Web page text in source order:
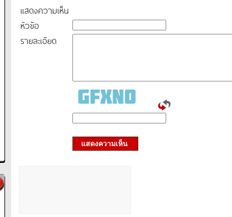
แสดงความเห็น
หัวข้อ
รายละเอียด
แสดงความเห็น